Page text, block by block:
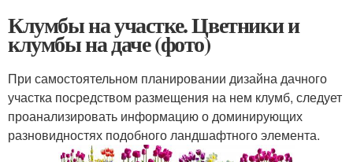
Клумбы на участке. Цветники и
клумбы на даче (фото)
При самостоятельном планировании дизайна дачного
участка посредством размещения на нем клумб, следует
проанализировать информацию о доминирующих
разновидностях подобного ландшафтного элемента.